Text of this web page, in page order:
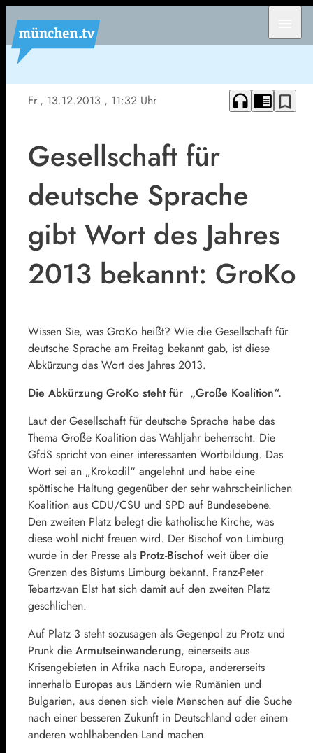
Fr., 13.12.2013 , 11:32 Uhr headphones chrome_reader_mode bookmark_border
Gesellschaft für
deutsche Sprache
gibt Wort des Jahres
2013 bekannt: GroKo
Wissen Sie, was GroKo heißt? Wie die Gesellschaft für
deutsche Sprache am Freitag bekannt gab, ist diese
Abkürzung das Wort des Jahres 2013.
Die Abkürzung GroKo steht für „Große Koalition“.
Laut der Gesellschaft für deutsche Sprache habe das
Thema Große Koalition das Wahljahr beherrscht. Die
GfdS spricht von einer interessanten Wortbildung. Das
Wort sei an „Krokodil“ angelehnt und habe eine
spöttische Haltung gegenüber der sehr wahrscheinlichen
Koalition aus CDU/CSU und SPD auf Bundesebene.
Den zweiten Platz belegt die katholische Kirche, was
diese wohl nicht freuen wird. Der Bischof von Limburg
wurde in der Presse als Protz-Bischof weit über die
Grenzen des Bistums Limburg bekannt. Franz-Peter
Tebartz-van Elst hat sich damit auf den zweiten Platz
geschlichen.
Auf Platz 3 steht sozusagen als Gegenpol zu Protz und
Prunk die Armutseinwanderung, einerseits aus
Krisengebieten in Afrika nach Europa, andererseits
innerhalb Europas aus Ländern wie Rumänien und
Bulgarien, aus denen sich viele Menschen auf die Suche
nach einer besseren Zukunft in Deutschland oder einem
anderen wohlhabenden Land machen.